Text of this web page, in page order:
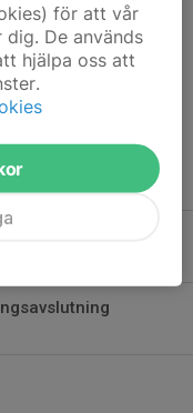
för att vår
De används
hjälpa oss att